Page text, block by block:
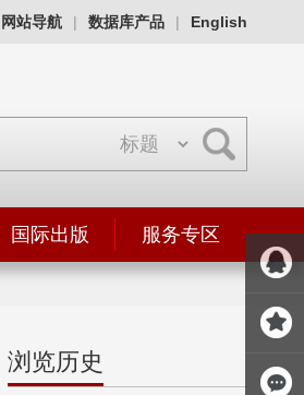
网站导航 | 数据库产品 | English
国际出版 服务专区
浏览历史